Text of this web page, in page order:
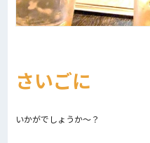
さいごに
いかがでしょうか～？